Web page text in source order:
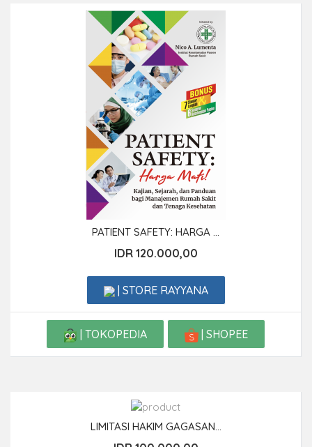
PATIENT SAFETY: HARGA ...
IDR 120.000,00
| STORE RAYYANA
| TOKOPEDIA | SHOPEE
LIMITASI HAKIM GAGASAN...